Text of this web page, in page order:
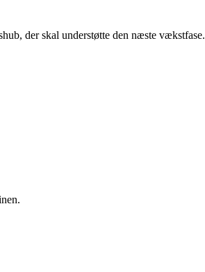
der skal understøtte den næste vækstfase.